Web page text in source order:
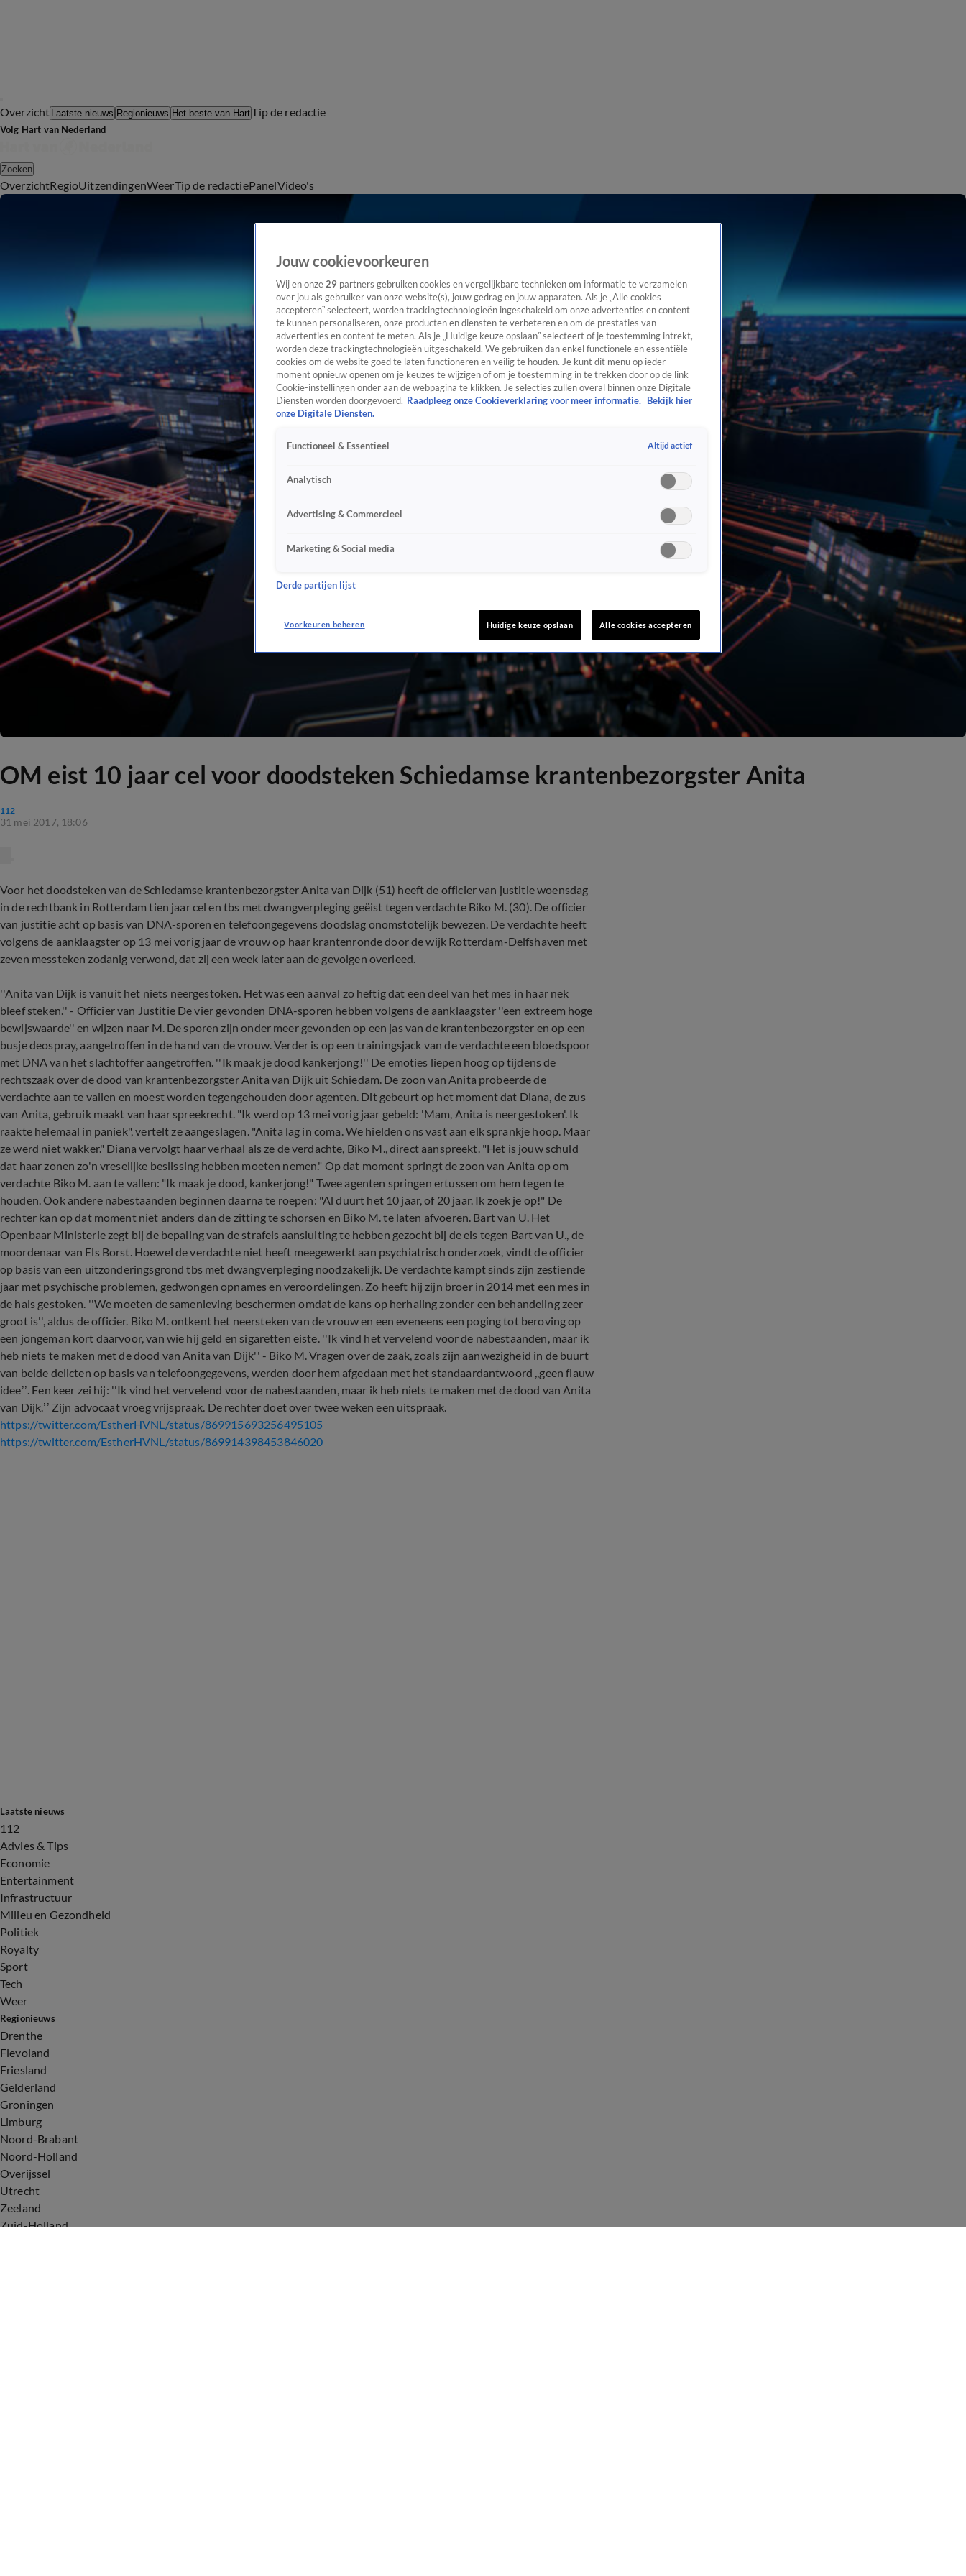
Overzicht Laatste nieuws Regionieuws Het beste van HartTip de redactie
Volg Hart van Nederland
Zoeken
OverzichtRegioUitzendingenWeerTip de redactiePanelVideo's
OM eist 10 jaar cel voor doodsteken Schiedamse krantenbezorgster Anita
112
31 mei 2017, 18:06
Voor het doodsteken van de Schiedamse krantenbezorgster Anita van Dijk (51) heeft de officier van justitie woensdag
in de rechtbank in Rotterdam tien jaar cel en tbs met dwangverpleging geëist tegen verdachte Biko M. (30). De officier
van justitie acht op basis van DNA-sporen en telefoongegevens doodslag onomstotelijk bewezen. De verdachte heeft
volgens de aanklaagster op 13 mei vorig jaar de vrouw op haar krantenronde door de wijk Rotterdam-Delfshaven met
zeven messteken zodanig verwond, dat zij een week later aan de gevolgen overleed.
''Anita van Dijk is vanuit het niets neergestoken. Het was een aanval zo heftig dat een deel van het mes in haar nek
bleef steken.'' - Officier van Justitie De vier gevonden DNA-sporen hebben volgens de aanklaagster ''een extreem hoge
bewijswaarde'' en wijzen naar M. De sporen zijn onder meer gevonden op een jas van de krantenbezorgster en op een
busje deospray, aangetroffen in de hand van de vrouw. Verder is op een trainingsjack van de verdachte een bloedspoor
met DNA van het slachtoffer aangetroffen. ''Ik maak je dood kankerjong!'' De emoties liepen hoog op tijdens de
rechtszaak over de dood van krantenbezorgster Anita van Dijk uit Schiedam. De zoon van Anita probeerde de
verdachte aan te vallen en moest worden tegengehouden door agenten. Dit gebeurt op het moment dat Diana, de zus
van Anita, gebruik maakt van haar spreekrecht. "Ik werd op 13 mei vorig jaar gebeld: 'Mam, Anita is neergestoken'. Ik
raakte helemaal in paniek", vertelt ze aangeslagen. "Anita lag in coma. We hielden ons vast aan elk sprankje hoop. Maar
ze werd niet wakker." Diana vervolgt haar verhaal als ze de verdachte, Biko M., direct aanspreekt. "Het is jouw schuld
dat haar zonen zo'n vreselijke beslissing hebben moeten nemen." Op dat moment springt de zoon van Anita op om
verdachte Biko M. aan te vallen: "Ik maak je dood, kankerjong!" Twee agenten springen ertussen om hem tegen te
houden. Ook andere nabestaanden beginnen daarna te roepen: "Al duurt het 10 jaar, of 20 jaar. Ik zoek je op!" De
rechter kan op dat moment niet anders dan de zitting te schorsen en Biko M. te laten afvoeren. Bart van U. Het
Openbaar Ministerie zegt bij de bepaling van de strafeis aansluiting te hebben gezocht bij de eis tegen Bart van U., de
moordenaar van Els Borst. Hoewel de verdachte niet heeft meegewerkt aan psychiatrisch onderzoek, vindt de officier
op basis van een uitzonderingsgrond tbs met dwangverpleging noodzakelijk. De verdachte kampt sinds zijn zestiende
jaar met psychische problemen, gedwongen opnames en veroordelingen. Zo heeft hij zijn broer in 2014 met een mes in
de hals gestoken. ''We moeten de samenleving beschermen omdat de kans op herhaling zonder een behandeling zeer
groot is'', aldus de officier. Biko M. ontkent het neersteken van de vrouw en een eveneens een poging tot beroving op
een jongeman kort daarvoor, van wie hij geld en sigaretten eiste. ''Ik vind het vervelend voor de nabestaanden, maar ik
heb niets te maken met de dood van Anita van Dijk'' - Biko M. Vragen over de zaak, zoals zijn aanwezigheid in de buurt
van beide delicten op basis van telefoongegevens, werden door hem afgedaan met het standaardantwoord ,,geen flauw
idee’’. Een keer zei hij: ''Ik vind het vervelend voor de nabestaanden, maar ik heb niets te maken met de dood van Anita
van Dijk.’’ Zijn advocaat vroeg vrijspraak. De rechter doet over twee weken een uitspraak.
https://twitter.com/EstherHVNL/status/869915693256495105
https://twitter.com/EstherHVNL/status/869914398453846020
Laatste nieuws
112
Advies & Tips
Economie
Entertainment
Infrastructuur
Milieu en Gezondheid
Politiek
Royalty
Sport
Tech
Weer
Regionieuws
Drenthe
Flevoland
Friesland
Gelderland
Groningen
Limburg
Noord-Brabant
Noord-Holland
Overijssel
Utrecht
Zeeland
Zuid-Holland
Jouw cookievoorkeuren
Wij en onze 29 partners gebruiken cookies en vergelijkbare technieken om informatie te verzamelen
over jou als gebruiker van onze website(s), jouw gedrag en jouw apparaten. Als je „Alle cookies
accepteren” selecteert, worden trackingtechnologieën ingeschakeld om onze advertenties en content
te kunnen personaliseren, onze producten en diensten te verbeteren en om de prestaties van
advertenties en content te meten. Als je „Huidige keuze opslaan” selecteert of je toestemming intrekt,
worden deze trackingtechnologieën uitgeschakeld. We gebruiken dan enkel functionele en essentiële
cookies om de website goed te laten functioneren en veilig te houden. Je kunt dit menu op ieder
moment opnieuw openen om je keuzes te wijzigen of om je toestemming in te trekken door op de link
Cookie-instellingen onder aan de webpagina te klikken. Je selecties zullen overal binnen onze Digitale
Diensten worden doorgevoerd. Raadpleeg onze Cookieverklaring voor meer informatie.
Bekijk hier
onze Digitale Diensten.
Functioneel & Essentieel Altijd actief
Analytisch
Advertising & Commercieel
Marketing & Social media
Derde partijen lijst
Voorkeuren beheren Huidige keuze opslaan Alle cookies accepteren